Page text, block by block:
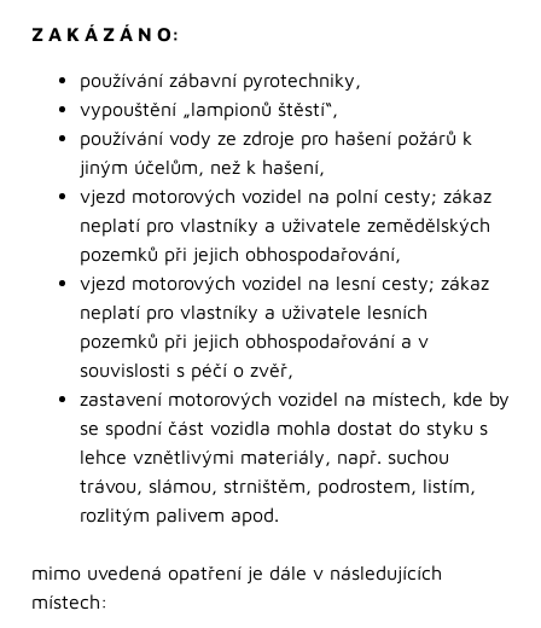
Z A K Á Z Á N O:
používání zábavní pyrotechniky,
vypouštění „lampionů štěstí“,
používání vody ze zdroje pro hašení požárů k
jiným účelům, než k hašení,
vjezd motorových vozidel na polní cesty; zákaz
neplatí pro vlastníky a uživatele zemědělských
pozemků při jejich obhospodařování,
vjezd motorových vozidel na lesní cesty; zákaz
neplatí pro vlastníky a uživatele lesních
pozemků při jejich obhospodařování a v
souvislosti s péčí o zvěř,
zastavení motorových vozidel na místech, kde by
se spodní část vozidla mohla dostat do styku s
lehce vznětlivými materiály, např. suchou
trávou, slámou, strništěm, podrostem, listím,
rozlitým palivem apod.
mimo uvedená opatření je dále v následujících
místech: